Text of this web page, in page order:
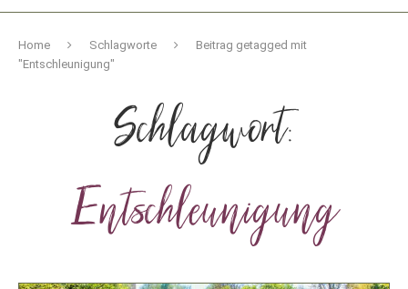
Home Schlagworte
Beitrag getagged mit
"Entschleunigung"
Schlagwort:
Entschleunigung